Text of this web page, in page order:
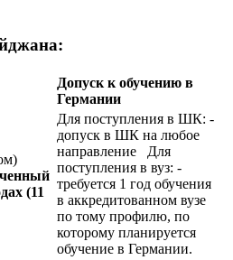
Допуск к обучению в
Германии
(11
Для поступления в ШК: -
допуск в ШК на любое
направление Для
поступления в вуз: -
требуется 1 год обучения
в аккредитованном вузе
по тому профилю, по
которому планируется
обучение в Германии.